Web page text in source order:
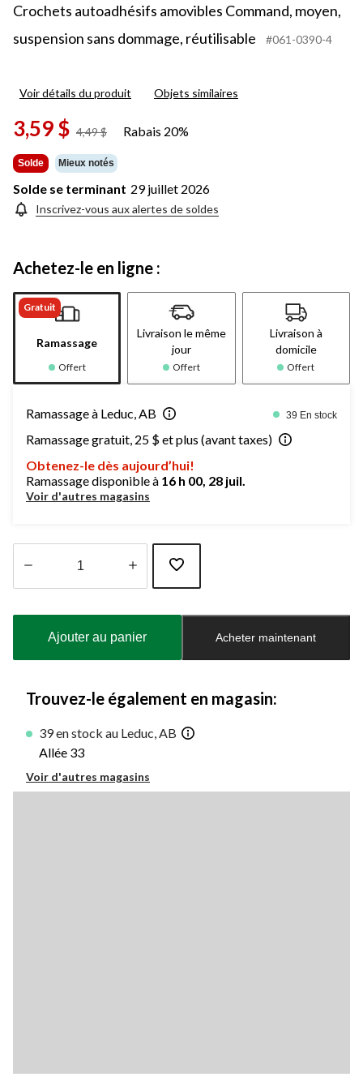
Crochets autoadhésifs amovibles Command, moyen,
suspension sans dommage, réutilisable
#061-0390-4
Voir détails du produit Objets similaires
3,59 $ 4,49 $
prix
4,49 $
Rabais 20%
Solde Mieux notés
Solde se terminant 29 juillet 2026
Inscrivez-vous aux alertes de soldes
Achetez-le en ligne :
Gratuit
Ramassage
Offert
Livraison le même
jour
Offert
Livraison à
domicile
Offert
Ramassage à Leduc, AB 39 En stock
Ramassage gratuit, 25 $ et plus (avant taxes)
Obtenez-le dès aujourd’hui!
Ramassage disponible à 16 h 00, 28 juil.
Voir d'autres magasins
à
Ajouter au panier Acheter maintenant
Trouvez-le également en magasin:
39 en stock au Leduc, AB
Allée 33
Voir d'autres magasins